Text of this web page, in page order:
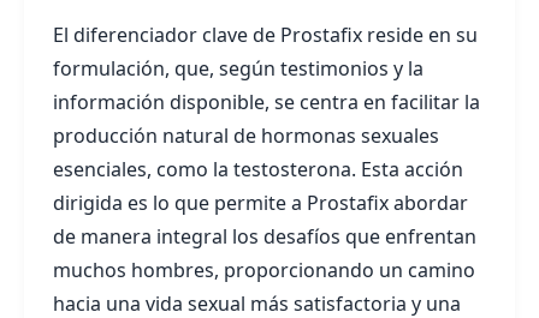
El diferenciador clave de Prostafix reside en su
formulación, que, según testimonios y la
información disponible, se centra en facilitar la
producción natural de hormonas sexuales
esenciales, como la testosterona. Esta acción
dirigida es lo que permite a Prostafix abordar
de manera integral los desafíos que enfrentan
muchos hombres, proporcionando un camino
hacia una vida sexual más satisfactoria y una